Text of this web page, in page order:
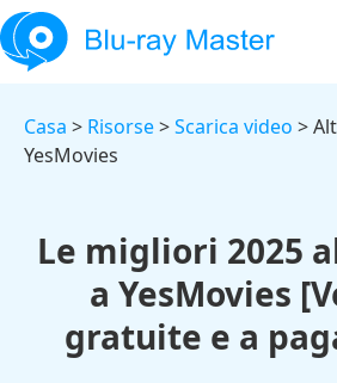
Casa > Risorse>Scarica video >
YesMovies
Le migliori 2025
a YesMovies
gratuite e a